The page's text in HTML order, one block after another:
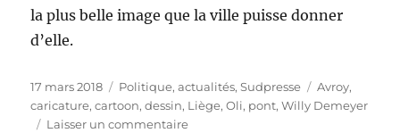
la plus belle image que la ville puisse donner
d’elle.
Publié
le
17 mars 2018 Catégories
Politique, actualités,Sudpresse Étiquettes
Avroy,
caricature,cartoon,dessin, Liège,Oli, pont,Willy Demeyer
Laisser un commentairesur